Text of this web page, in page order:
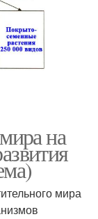
на
мира